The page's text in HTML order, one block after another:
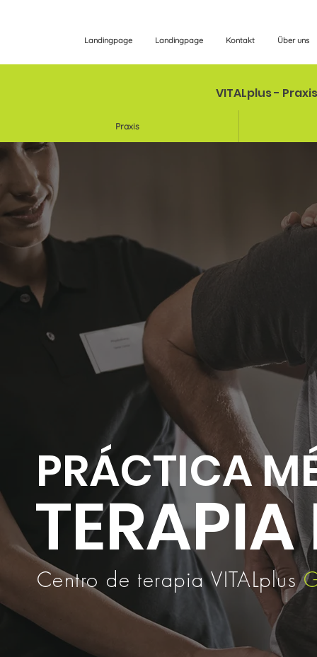
Landingpage Landingpage Kontakt Über uns
VITALplus -
Praxis
TERAPIA
Centro de terapia VITALplus
PRÁCTICA